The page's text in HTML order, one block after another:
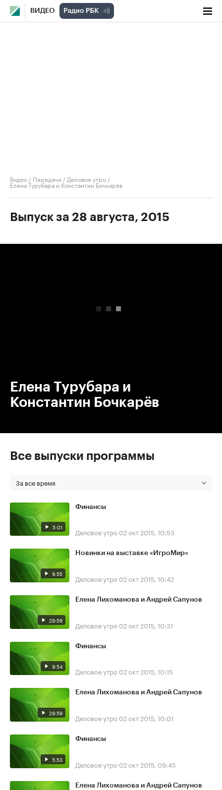
ВИДЕО
Видео / Передачи / Деловое утро /
Елена Турубара и Константин Бочкарёв
Выпуск за 28 августа, 2015
Елена Турубара и
Константин Бочкарёв
Все выпуски программы
За все время
5:01
Финансы
Деловое утро 02 окт 2015, 10:53
9:55
Новинки на выставке «ИгроМир»
Деловое утро 02 окт 2015, 10:42
29:59
Елена Лихоманова и Андрей Сапунов
Деловое утро 02 окт 2015, 10:31
9:54
Финансы
Деловое утро 02 окт 2015, 10:15
29:59
Елена Лихоманова и Андрей Сапунов
Деловое утро 02 окт 2015, 10:01
5:53
Финансы
Деловое утро 02 окт 2015, 09:45
Елена Лихоманова и Андрей Сапунов